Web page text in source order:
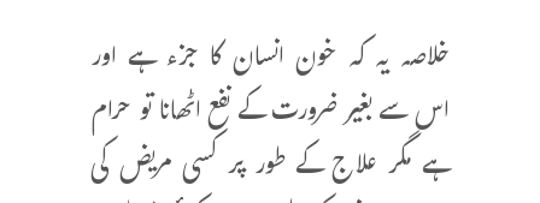
خلاصہ یہ کہ خون انسان کا جزء ہے اور
اس سے بغیر ضرورت کے نفع اٹھانا تو حرام
ہے مگر علاج کے طور پر کسی مریض کی